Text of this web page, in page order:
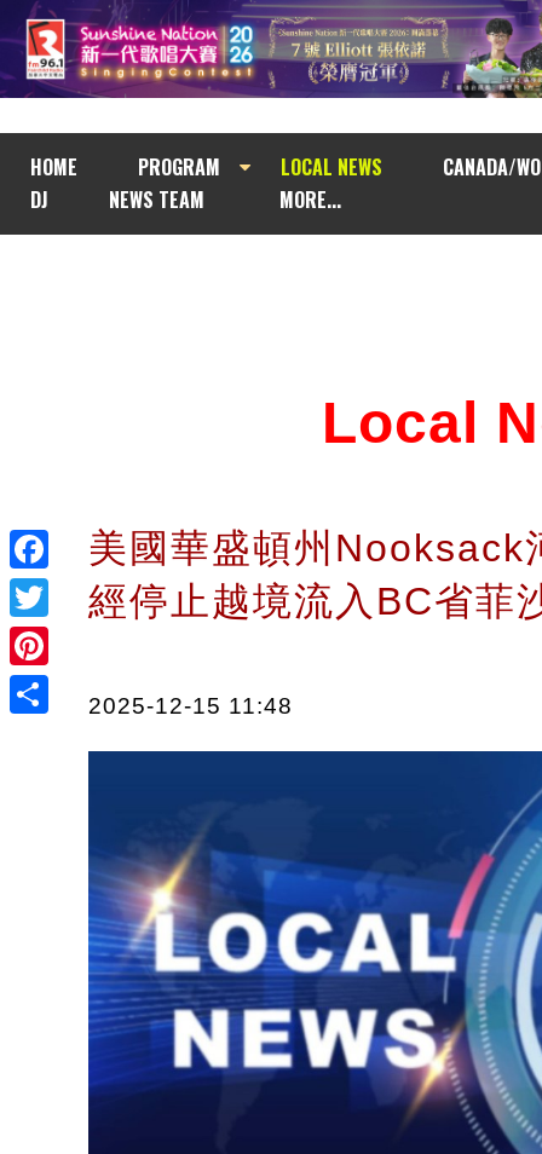
HOME PROGRAM LOCAL NEWS
CANADA/
DJ
NEWS TEAM MORE...
Facebook
Twitter
Pinterest
Local
美國華盛頓州Nooksack
經停止越境流入BC省菲
2025-12-15 11:48